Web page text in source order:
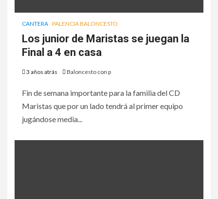
CANTERA PALENCIA BALONCESTO
Los junior de Maristas se juegan la
Final a 4 en casa
3 años atrás Baloncesto con p
Fin de semana importante para la familia del CD
Maristas que por un lado tendrá al primer equipo
jugándose media...